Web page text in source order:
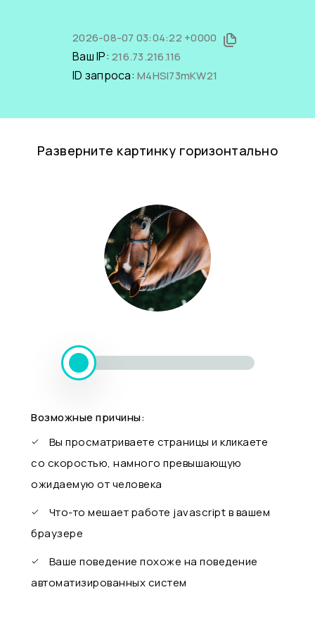
2026-08-07 03:04:22 +0000
Ваш IP: 216.73.216.116
ID запроса: M4HSl73mKW21
Разверните картинку горизонтально
Возможные причины:
Вы просматриваете страницы и кликаете
со скоростью, намного превышающую
ожидаемую от человека
Что-то мешает работе javascript в вашем
браузере
Ваше поведение похоже на поведение
автоматизированных систем